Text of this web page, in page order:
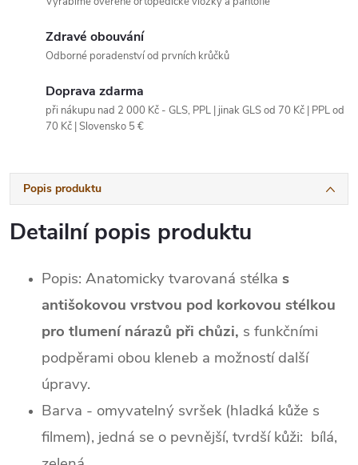
Zdravé obouvání
Odborné poradenství od prvních krůčků
Doprava zdarma
při nákupu nad 2 000 Kč - GLS, PPL | jinak GLS od 70 Kč | PPL od
70 Kč | Slovensko 5 €
Popis produktu
Detailní popis produktu
Popis: Anatomicky tvarovaná stélka s
antišokovou vrstvou pod korkovou stélkou
pro tlumení nárazů při chůzi, s funkčními
podpěrami obou kleneb a možností další
úpravy.
Barva - omyvatelný svršek (hladká kůže s
filmem), jedná se o pevnější, tvrdší kůži: bílá,